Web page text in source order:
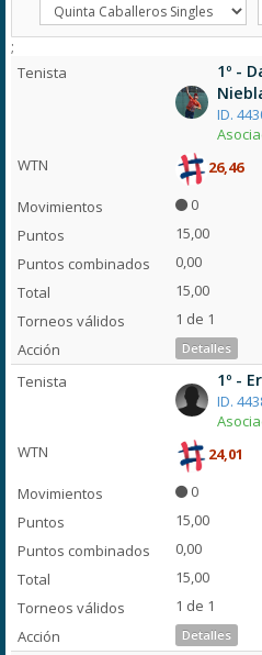
;
1º -
ID.
26,46
0
15,00
0,00
15,00
1 de 1
Detalles
1º -
ID.
24,01
0
15,00
0,00
15,00
1 de 1
Detalles